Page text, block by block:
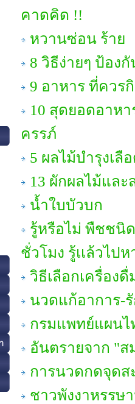
คาดคิด !!
หวานซ่อน ร้าย
8 วิธีง่ายๆ ป้องกั
9 อาหาร ที่ควร
10 สุดยอดอาห
ครรภ์
5 ผลไม้บำรุงเลื
13 ผักผลไม้แล
น้ำใบบัวบก
รู้หรือไม่ พืชชนิด
ชั่วโมง รู้เเล้วไป
วิธีเลือกเครื่อง
นวดแก้อาการ-
กรมแพทย์แผนไ
อันตรายจาก "ส
การนวดกดจุดส
ชาวพังงาหรร